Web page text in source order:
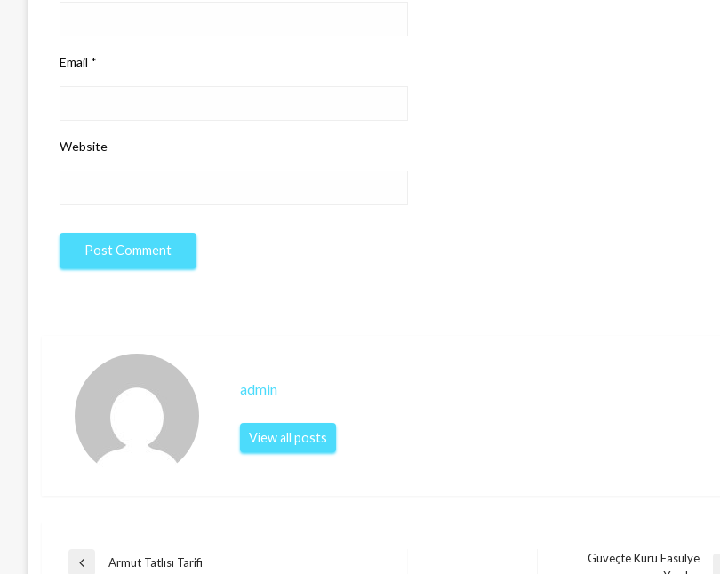
Email *
Website
admin
View all posts
Previous
Armut Tatlısı Tarifi
Güveçte Kuru Fasulye